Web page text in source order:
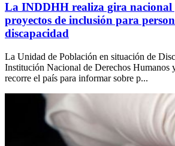
La INDDHH realiza gira
proyectos de inclusión para
discapacidad
La Unidad de Población en situación de
Institución Nacional de Derechos Humanos
recorre el país para informar sobre p...